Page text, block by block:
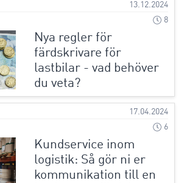
13.12.2024
8
Nya regler för
färdskrivare för
lastbilar - vad behöver
du veta?
17.04.2024
6
Kundservice inom
logistik: Så gör ni er
kommunikation till en